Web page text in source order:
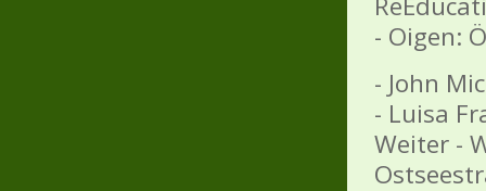
- Oigen:
- John
- Luisa
Weiter -